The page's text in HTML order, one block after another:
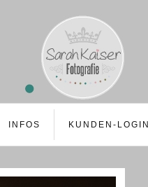
INFOS KUNDEN-LOGIN